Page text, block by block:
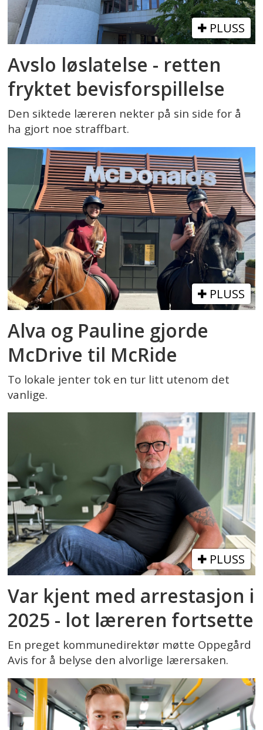
PLUSS
Avslo løslatelse - retten
fryktet bevisforspillelse
Den siktede læreren nekter på sin side for å
ha gjort noe straffbart.
PLUSS
Alva og Pauline gjorde
McDrive til McRide
To lokale jenter tok en tur litt utenom det
vanlige.
PLUSS
Var kjent med arrestasjon i
2025 - lot læreren fortsette
En preget kommunedirektør møtte Oppegård
Avis for å belyse den alvorlige lærersaken.